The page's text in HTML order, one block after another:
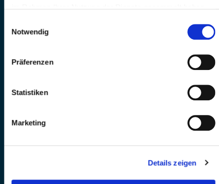
Notwendig
Präferenzen
Statistiken
Marketing
Details zeigen
MS Sports folgen